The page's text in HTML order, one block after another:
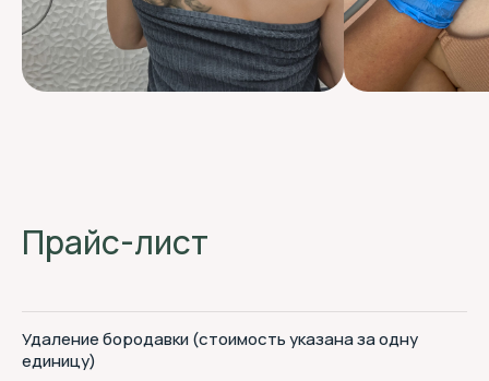
Прайс-лист
Удаление бородавки (стоимость указана за одну
единицу)